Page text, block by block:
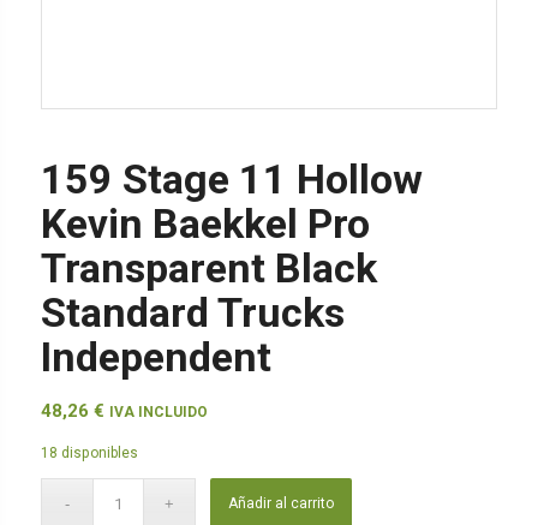
159 Stage 11 Hollow
Kevin Baekkel Pro
Transparent Black
Standard Trucks
Independent
48,26 € IVA INCLUIDO
18 disponibles
Añadir al carrito